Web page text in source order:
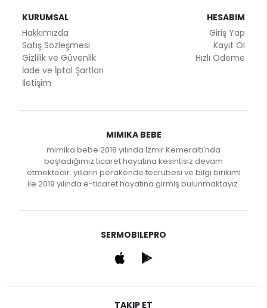
KURUMSAL
Hakkımızda
Satış Sözleşmesi
Gizlilik ve Güvenlik
İade ve İptal Şartları
İletişim
HESABIM
Giriş Yap
Kayıt Ol
Hızlı Ödeme
MIMIKA BEBE
mimika bebe 2018 yılında İzmir Kemeraltı'nda
başladığımız ticaret hayatına kesintisiz devam
etmektedir. yılların perakende tecrübesi ve bilgi birikimi
ile 2019 yılında e-ticaret hayatına girmiş bulunmaktayız.
SERMOBILEPRO
TAKIP ET